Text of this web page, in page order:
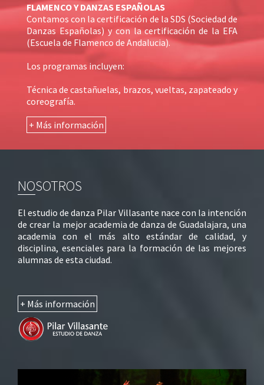
FLAMENCO Y DANZAS ESPAÑOLAS
Contamos con la certificación de la SDS (Sociedad de
Danzas Españolas) y con la certificación de la EFA
(Escuela de Flamenco de Andalucia).
Los programas incluyen:
Técnica de castañuelas, brazos, vueltas, zapateado y
coreografía.
+ Más información
NOSOTROS
El estudio de danza Pilar Villasante nace con la intención
de crear la mejor academia de danza de Guadalajara, una
academia con el más alto estándar de calidad, y
disciplina, esenciales para la formación de las mejores
alumnas de esta ciudad.
+ Más información